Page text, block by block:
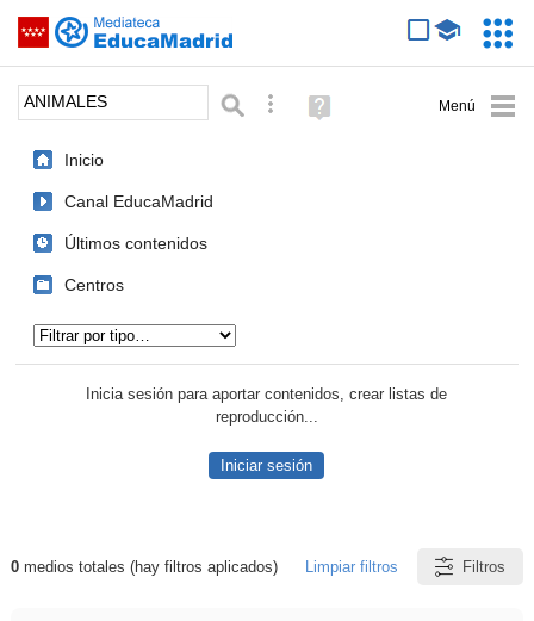
Saltar navegación
Palabra o frase: Búsqueda avanzada
Ayuda
(en
Inicio
Canal EducaMadrid
Últimos contenidos
Centros
Inicia sesión para aportar contenidos, crear listas de
reproducción...
Iniciar sesión
Resultados de: ANIMALES
0medios totales (hay filtros aplicados) Limpiar filtros Filtros